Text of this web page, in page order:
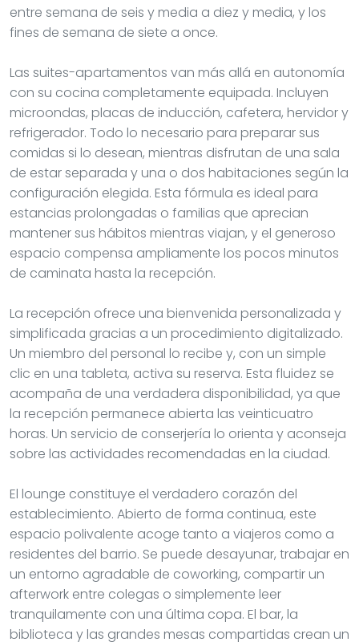
entre semana de seis y media a diez y media, y los
fines de semana de siete a once.
Las suites-apartamentos van más allá en autonomía
con su cocina completamente equipada. Incluyen
microondas, placas de inducción, cafetera, hervidor y
refrigerador. Todo lo necesario para preparar sus
comidas si lo desean, mientras disfrutan de una sala
de estar separada y una o dos habitaciones según la
configuración elegida. Esta fórmula es ideal para
estancias prolongadas o familias que aprecian
mantener sus hábitos mientras viajan, y el generoso
espacio compensa ampliamente los pocos minutos
de caminata hasta la recepción.
La recepción ofrece una bienvenida personalizada y
simplificada gracias a un procedimiento digitalizado.
Un miembro del personal lo recibe y, con un simple
clic en una tableta, activa su reserva. Esta fluidez se
acompaña de una verdadera disponibilidad, ya que
la recepción permanece abierta las veinticuatro
horas. Un servicio de conserjería lo orienta y aconseja
sobre las actividades recomendadas en la ciudad.
El lounge constituye el verdadero corazón del
establecimiento. Abierto de forma continua, este
espacio polivalente acoge tanto a viajeros como a
residentes del barrio. Se puede desayunar, trabajar en
un entorno agradable de coworking, compartir un
afterwork entre colegas o simplemente leer
tranquilamente con una última copa. El bar, la
biblioteca y las grandes mesas compartidas crean un